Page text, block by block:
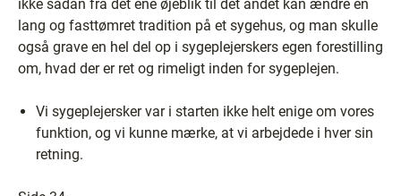
ikke sådan fra det ene øjeblik til det andet kan ændre en
lang og fasttømret tradition på et sygehus, og man skulle
også grave en hel del op i sygeplejerskers egen forestilling
om, hvad der er ret og rimeligt inden for sygeplejen.
Vi sygeplejersker var i starten ikke helt enige om vores
funktion, og vi kunne mærke, at vi arbejdede i hver sin
retning.